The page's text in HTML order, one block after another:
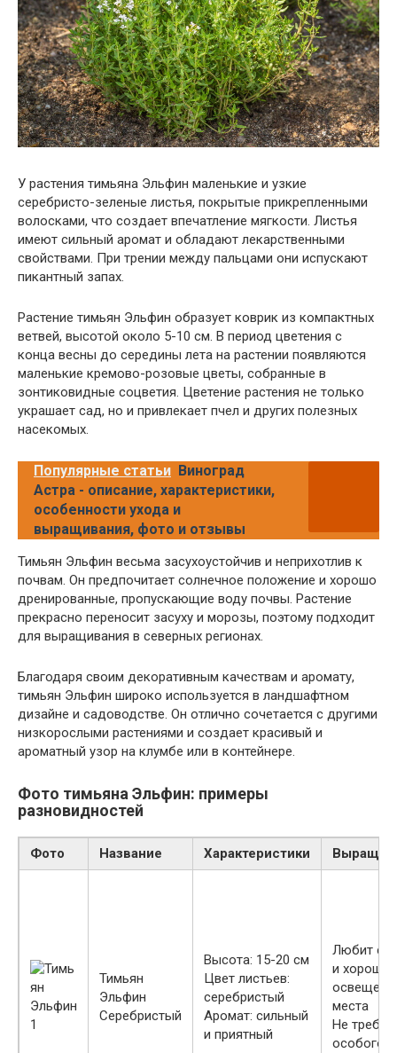
У растения тимьяна Эльфин маленькие и узкие
серебристо-зеленые листья, покрытые прикрепленными
волосками, что создает впечатление мягкости. Листья
имеют сильный аромат и обладают лекарственными
свойствами. При трении между пальцами они испускают
пикантный запах.
Растение тимьян Эльфин образует коврик из компактных
ветвей, высотой около 5-10 см. В период цветения с
конца весны до середины лета на растении появляются
маленькие кремово-розовые цветы, собранные в
зонтиковидные соцветия. Цветение растения не только
украшает сад, но и привлекает пчел и других полезных
насекомых.
Популярные статьи Виноград
Астра - описание, характеристики,
особенности ухода и
выращивания, фото и отзывы
Тимьян Эльфин весьма засухоустойчив и неприхотлив к
почвам. Он предпочитает солнечное положение и хорошо
дренированные, пропускающие воду почвы. Растение
прекрасно переносит засуху и морозы, поэтому подходит
для выращивания в северных регионах.
Благодаря своим декоративным качествам и аромату,
тимьян Эльфин широко используется в ландшафтном
дизайне и садоводстве. Он отлично сочетается с другими
низкорослыми растениями и создает красивый и
ароматный узор на клумбе или в контейнере.
Фото тимьяна Эльфин: примеры
разновидностей
Фото Название Характеристики
Тимьян
Эльфин
Серебристый
Высота: 15-20 см
Цвет листьев:
серебристый
Аромат: сильный
и приятный
Любит
и хорошо
места
Не
особого